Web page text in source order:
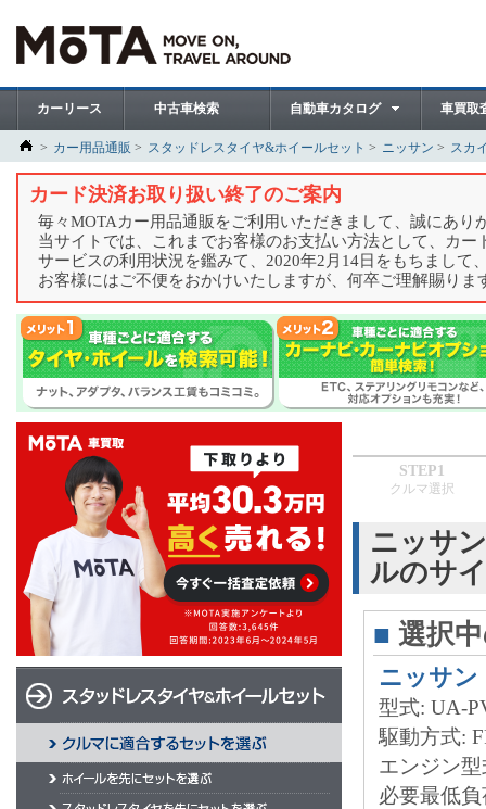
カーリース 中古車検索 自動車カタログ 車買取
カー用品通販 スタッドレスタイヤ&ホイールセット ニッサン スカ
カード決済お取り扱い終了のご案内
毎々MOTAカー用品通販をご利用いただきまして、誠にあり
当サイトでは、これまでお客様のお支払い方法として、カ
サービスの利用状況を鑑みて、2020年2月14日をもちまし
お客様にはご不便をおかけいたしますが、何卒ご理解賜りま
STEP1
クルマ選択
ニッサ
ルのサ
■ 選択
ニッサ
型式: UA-
駆動方式:
エンジン
必要最低